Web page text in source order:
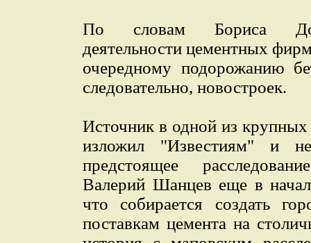
По словам Бориса
деятельности цементных
очередному подорожанию
следовательно, новостроек.
Источник в одной из
изложил "Известиям" и
предстоящее
Валерий Шанцев еще в
что собирается создать
поставкам цемента на